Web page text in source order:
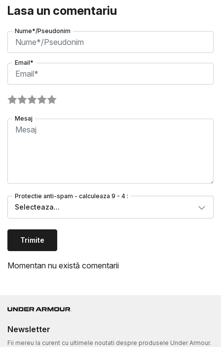
Lasa un comentariu
Nume*/Pseudonim
Email*
Mesaj
Protectie anti-spam - calculeaza 9 - 4 :
Selecteaza...
Trimite
Momentan nu există comentarii
Newsletter
Fii mereu la curent cu ultimele noutati despre produsele Under Armour.